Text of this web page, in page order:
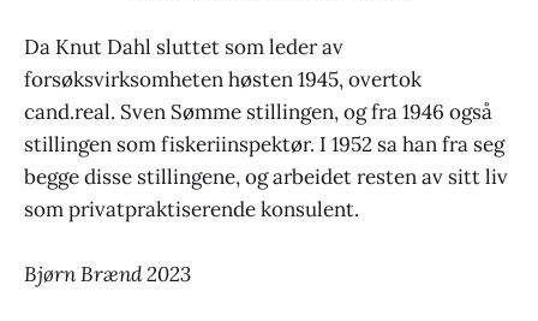
Da Knut Dahl sluttet som leder av
forsøksvirksomheten høsten 1945, overtok
cand.real. Sven Sømme stillingen, og fra 1946 også
stillingen som fiskeriinspektør. I 1952 sa han fra seg
begge disse stillingene, og arbeidet resten av sitt liv
som privatpraktiserende konsulent.
Bjørn Brænd 2023